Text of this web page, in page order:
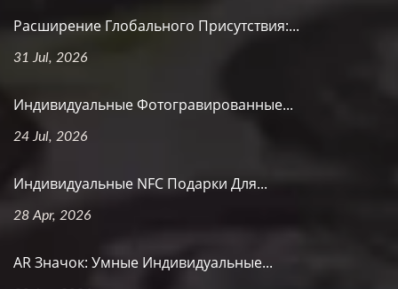
Расширение Глобального Присутствия:...
31 Jul, 2026
Индивидуальные Фотогравированные...
24 Jul, 2026
Индивидуальные NFC Подарки Для...
28 Apr, 2026
AR Значок: Умные Индивидуальные...